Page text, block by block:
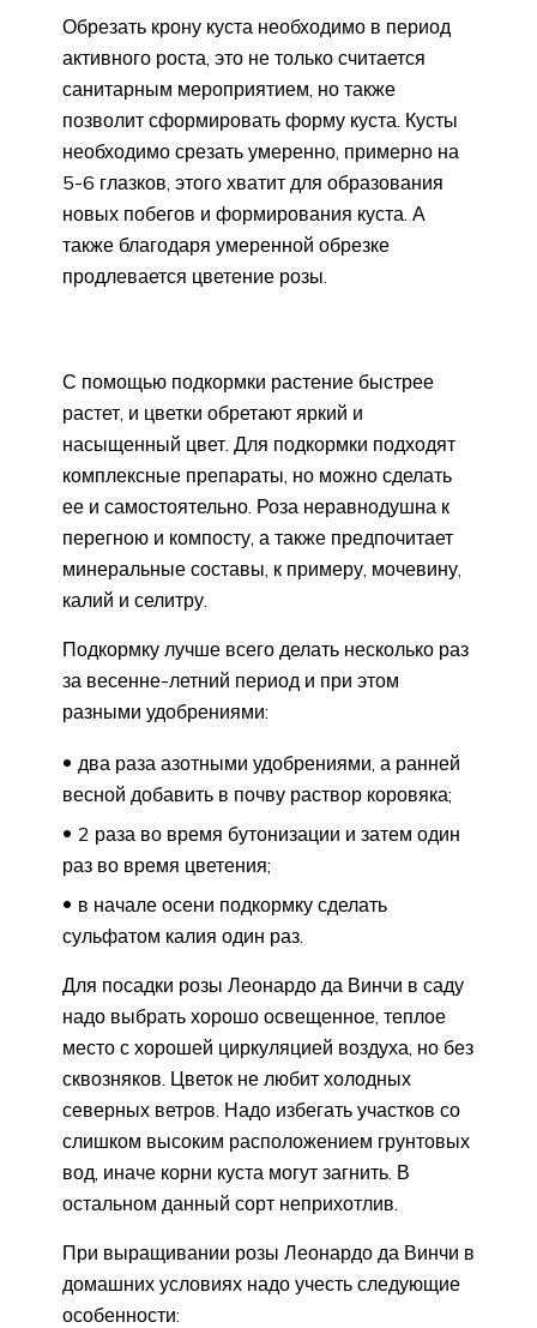
Обрезать крону куста необходимо в период
активного роста, это не только считается
санитарным мероприятием, но также
позволит сформировать форму куста. Кусты
необходимо срезать умеренно, примерно на
5-6 глазков, этого хватит для образования
новых побегов и формирования куста. А
также благодаря умеренной обрезке
продлевается цветение розы.
С помощью подкормки растение быстрее
растет, и цветки обретают яркий и
насыщенный цвет. Для подкормки подходят
комплексные препараты, но можно сделать
ее и самостоятельно. Роза неравнодушна к
перегною и компосту, а также предпочитает
минеральные составы, к примеру, мочевину,
калий и селитру.
Подкормку лучше всего делать несколько раз
за весенне-летний период и при этом
разными удобрениями:
два раза азотными удобрениями, а ранней
весной добавить в почву раствор коровяка;
2 раза во время бутонизации и затем один
раз во время цветения;
в начале осени подкормку сделать
сульфатом калия один раз.
Для посадки розы Леонардо да Винчи в саду
надо выбрать хорошо освещенное, теплое
место с хорошей циркуляцией воздуха, но без
сквозняков. Цветок не любит холодных
северных ветров. Надо избегать участков со
слишком высоким расположением грунтовых
вод, иначе корни куста могут загнить. В
остальном данный сорт неприхотлив.
При выращивании розы Леонардо да Винчи в
домашних условиях надо учесть следующие
особенности: